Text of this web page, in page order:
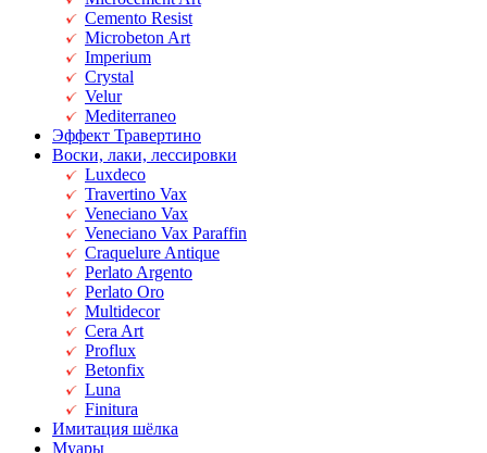
Cemento Resist
Microbeton Art
Imperium
Crystal
Velur
Mediterraneo
Эффект Травертино
Воски, лаки, лессировки
Luxdeco
Travertino Vax
Veneciano Vax
Veneciano Vax Paraffin
Craquelure Antique
Perlato Argento
Perlato Oro
Multidecor
Cera Art
Proflux
Betonfix
Luna
Finitura
Имитация шёлка
Муары